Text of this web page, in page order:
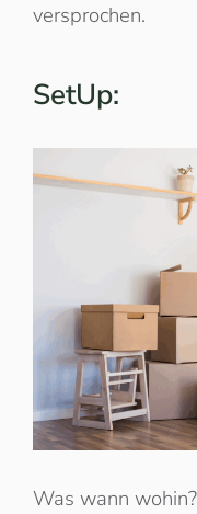
versprochen.
SetUp:
Was wann wohin?